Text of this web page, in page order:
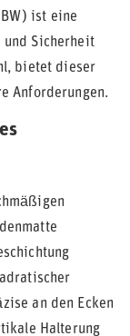
ist eine
Sicherheit
bietet dieser
Anforderungen.
an den Ecken
Halterung